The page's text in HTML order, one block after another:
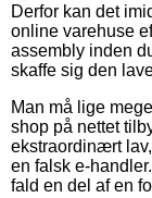
Derfor kan det
online varehuse
assembly inden
skaffe sig den
Man må lige
shop på nettet
ekstraordinært
en falsk e-
fald en del af en